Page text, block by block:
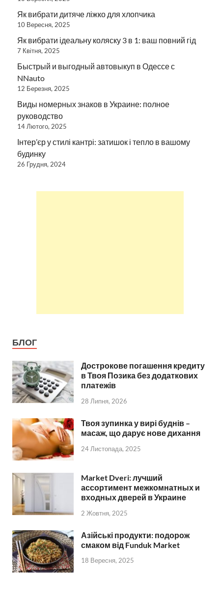
Як вибрати дитяче ліжко для хлопчика
10 Вересня, 2025
Як вибрати ідеальну коляску 3 в 1: ваш повний гід
7 Квітня, 2025
Быстрый и выгодный автовыкуп в Одессе с
NNauto
12 Березня, 2025
Виды номерных знаков в Украине: полное
руководство
14 Лютого, 2025
Інтер’єр у стилі кантрі: затишок і тепло в вашому
будинку
26 Грудня, 2024
БЛОГ
Дострокове погашення кредиту
в Твоя Позика без додаткових
платежів
28 Липня, 2026
Твоя зупинка у вирі буднів –
масаж, що дарує нове дихання
24 Листопада, 2025
Market Dveri: лучший
ассортимент межкомнатных и
входных дверей в Украине
2 Жовтня, 2025
Азійські продукти: подорож
смаком від Funduk Market
18 Вересня, 2025